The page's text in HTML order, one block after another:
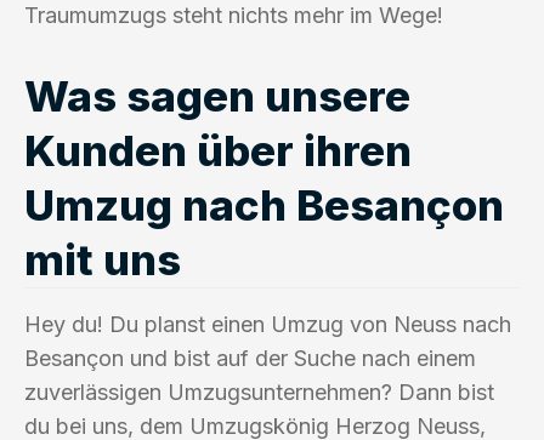
Traumumzugs steht nichts mehr im Wege!
Was sagen unsere
Kunden über ihren
Umzug nach Besançon
mit uns
Hey du! Du planst einen Umzug von Neuss nach
Besançon und bist auf der Suche nach einem
zuverlässigen Umzugsunternehmen? Dann bist
du bei uns, dem Umzugskönig Herzog Neuss,